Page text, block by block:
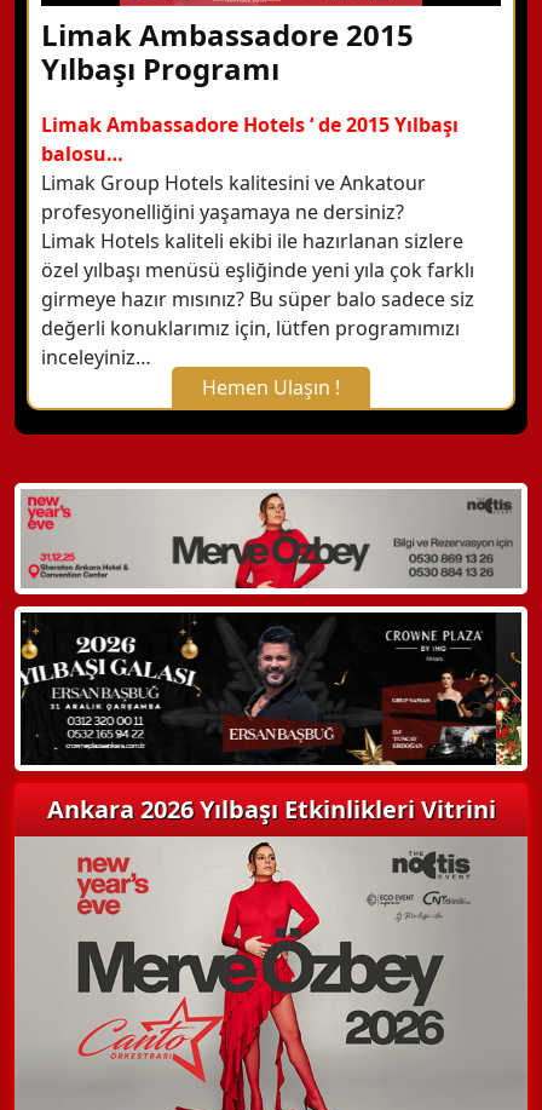
Limak Ambassadore 2015
Yılbaşı Programı
Limak Ambassadore Hotels ‘ de 2015 Yılbaşı
balosu…
Limak Group Hotels kalitesini ve Ankatour
profesyonelliğini yaşamaya ne dersiniz?
Limak Hotels kaliteli ekibi ile hazırlanan sizlere
özel yılbaşı menüsü eşliğinde yeni yıla çok farklı
girmeye hazır mısınız? Bu süper balo sadece siz
değerli konuklarımız için, lütfen programımızı
inceleyiniz…
Hemen Ulaşın !
X Kapat
WhatsApp ile Bilgi Alın
Hemen Arayın
Detaylı Bilgi Alın
Ankara 2026 Yılbaşı Etkinlikleri Vitrini